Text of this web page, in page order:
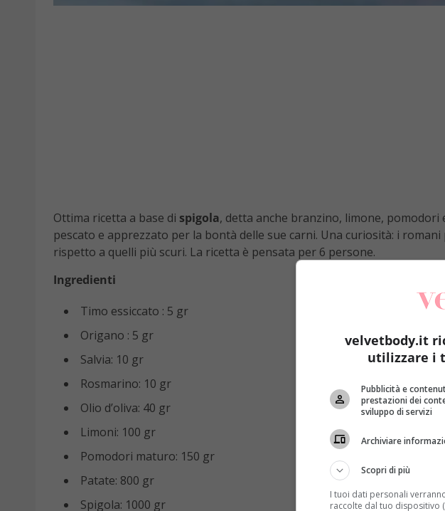
Ottima ricetta a base di spigola, detta anche branzino, limone, pomodori
pescato e apprezzato per la bontà delle sue carni. Una curiosità: i
rispetto a quelli più scuri. La ricetta è pensata per 6 persone.
Ingredienti
Timo essiccato : 5 gr
Origano : 5 gr
Salvia: 10 gr
Rosmarino: 10 gr
Olio d’oliva: 40 gr
Limoni: 100 gr
Pomodori maturo: 150 gr
Patate: 800 gr
Spigola: 1000 gr
velvetbody.it
utilizzare i
Pubblicità e
prestazioni dei
sviluppo di servizi
Archiviare
Scopri di più
I tuoi dati personali
raccolte dal tuo dispositivo